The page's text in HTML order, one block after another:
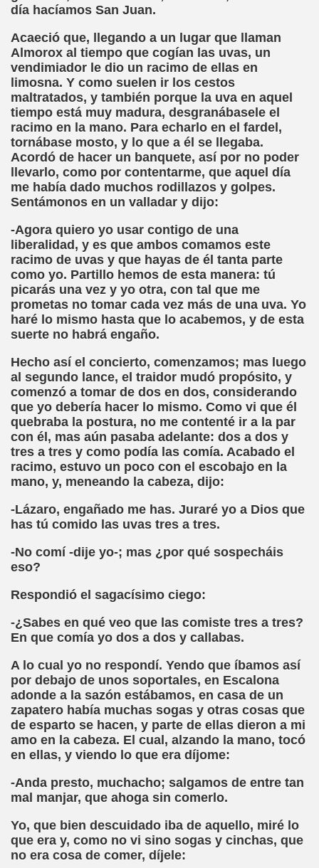
día hacíamos San Juan.
Acaeció que, llegando a un lugar que llaman
Almorox al tiempo que cogían las uvas, un
vendimiador le dio un racimo de ellas en
limosna. Y como suelen ir los cestos
maltratados, y también porque la uva en aquel
tiempo está muy madura, desgranábasele el
racimo en la mano. Para echarlo en el fardel,
tornábase mosto, y lo que a él se llegaba.
Acordó de hacer un banquete, así por no poder
llevarlo, como por contentarme, que aquel día
me había dado muchos rodillazos y golpes.
Sentámonos en un valladar y dijo:
-Agora quiero yo usar contigo de una
liberalidad, y es que ambos comamos este
racimo de uvas y que hayas de él tanta parte
como yo. Partillo hemos de esta manera: tú
picarás una vez y yo otra, con tal que me
prometas no tomar cada vez más de una uva. Yo
haré lo mismo hasta que lo acabemos, y de esta
suerte no habrá engaño.
Hecho así el concierto, comenzamos; mas luego
al segundo lance, el traidor mudó propósito, y
comenzó a tomar de dos en dos, considerando
que yo debería hacer lo mismo. Como vi que él
quebraba la postura, no me contenté ir a la par
con él, mas aún pasaba adelante: dos a dos y
tres a tres y como podía las comía. Acabado el
racimo, estuvo un poco con el escobajo en la
mano, y, meneando la cabeza, dijo:
-Lázaro, engañado me has. Juraré yo a Dios que
has tú comido las uvas tres a tres.
-No comí -dije yo-; mas ¿por qué sospecháis
eso?
Respondió el sagacísimo ciego:
-¿Sabes en qué veo que las comiste tres a tres?
En que comía yo dos a dos y callabas.
A lo cual yo no respondí. Yendo que íbamos así
por debajo de unos soportales, en Escalona
adonde a la sazón estábamos, en casa de un
zapatero había muchas sogas y otras cosas que
de esparto se hacen, y parte de ellas dieron a mi
amo en la cabeza. El cual, alzando la mano, tocó
en ellas, y viendo lo que era díjome:
-Anda presto, muchacho; salgamos de entre tan
mal manjar, que ahoga sin comerlo.
Yo, que bien descuidado iba de aquello, miré lo
que era y, como no vi sino sogas y cinchas, que
no era cosa de comer, díjele:
la Franqueza (Sergio Gay Laudes)
Companyia de Músics Cecs en 1647 (Arxiu Històric de
Ordóñez)
2018 (Comisión Braille Latinoamericana)
Iberoamericana del Braille, 1999 (Pedro A. Zurita
(Jesús Alberto Gil Pardo)
Lucía (Cat Yuste)
con Pedro Zurita, 14-06-2005 (Transcriptor
(Félix Gende Río)
Moese y Javier Fran)
Mis Sentidos (Eutiquio Cabrerizo)
(Juan José Millás)
(José Molina Torres)
(José Molina Torres)
San Luis Gonzaga de la ONCE (José Molina Torres)
(Andrea Muñoz Fernández)
Jesús Cañamares Muñoz)
Muñoz)
de Papel (José Molina Torres)
- Reunión de Semáforos (José Molina Torres)
El País, 12 de Mayo de 1990 (Antonio Muñoz Molina)